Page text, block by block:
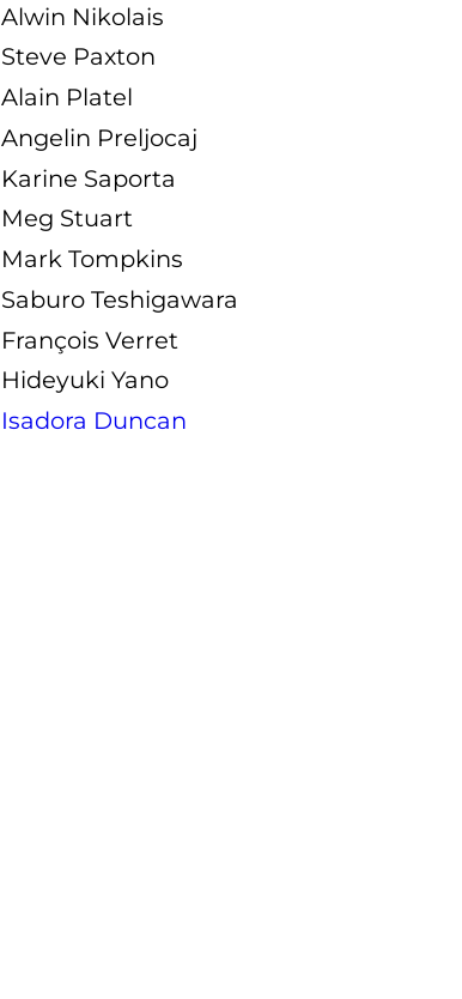
Alwin Nikolais
Steve Paxton
Alain Platel
Angelin Preljocaj
Karine Saporta
Meg Stuart
Mark Tompkins
Saburo Teshigawara
François Verret
Hideyuki Yano
Isadora Duncan